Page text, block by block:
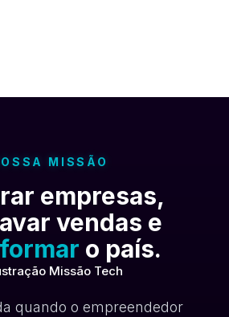
MISSÃO
empresas,
vendas e
o país.
quando o empreendedor